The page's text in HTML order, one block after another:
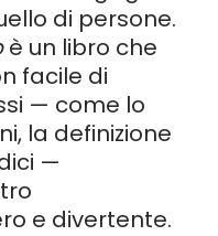
di persone.
è un libro che
facile di
— come lo
la definizione
—
e divertente.